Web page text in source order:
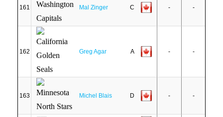
161 Mal Zinger C - -
162 Greg Agar A - -
163 Michel Blais D - -